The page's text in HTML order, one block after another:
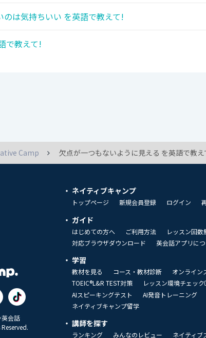
は気持ちいい を英語で教えて!
で教えて!
Camp 欠点が一つもないように見える を英語で教え
会話
ネイティブキャンプ
トップページ 新規会員登録 ログイン
ガイド
はじめての方へ ご利用方法 レッスン回
対応ブラウザダウンロード
英会話アプリに
学習
教材を見る コース・教材診断 オンライン
TOEIC®L&R TEST対策
レッスン環境チェック
AIスピーキングテスト
AI発音トレーニング
ネイティブキャンプ留学
講師を探す
ランキング みんなのレビュー ネイティブ